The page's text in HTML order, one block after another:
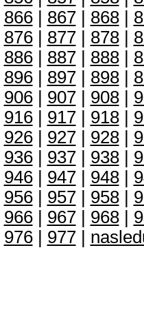
866| 867| 868|
876| 877| 878|
886| 887| 888|
896| 897| 898|
906| 907| 908|
916| 917| 918|
926| 927| 928|
936| 937| 938|
946| 947| 948|
956| 957| 958|
966| 967| 968|
976| 977|